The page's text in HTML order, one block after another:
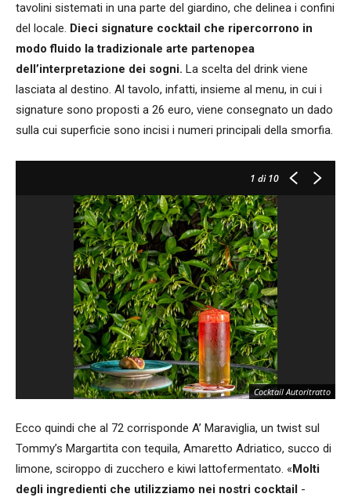
tavolini sistemati in una parte del giardino, che delinea i confini
del locale. Dieci signature cocktail che ripercorrono in
modo fluido la tradizionale arte partenopea
dell’interpretazione dei sogni. La scelta del drink viene
lasciata al destino. Al tavolo, infatti, insieme al menu, in cui i
signature sono proposti a 26 euro, viene consegnato un dado
sulla cui superficie sono incisi i numeri principali della smorfia.
1 di 10
Cocktail Autoritratto
Ecco quindi che al 72 corrisponde A’ Maraviglia, un twist sul
Tommy’s Margartita con tequila, Amaretto Adriatico, succo di
limone, sciroppo di zucchero e kiwi lattofermentato. «Molti
degli ingredienti che utilizziamo nei nostri cocktail -